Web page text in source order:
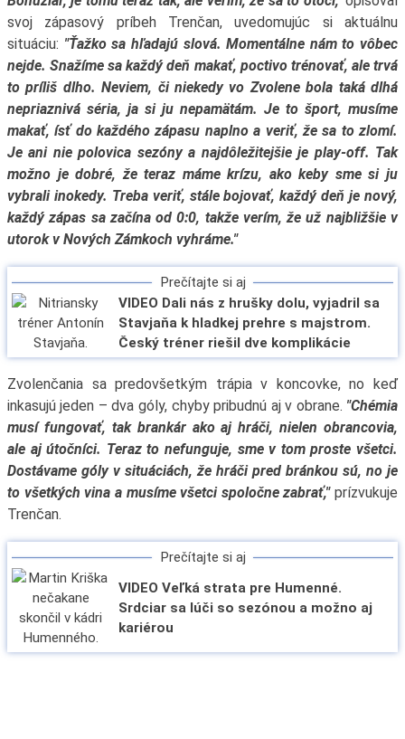
svoj zápasový príbeh Trenčan, uvedomujúc si aktuálnu
situáciu: "Ťažko sa hľadajú slová. Momentálne nám to vôbec
nejde. Snažíme sa každý deň makať, poctivo trénovať, ale trvá
to príliš dlho. Neviem, či niekedy vo Zvolene bola taká dlhá
nepriaznivá séria, ja si ju nepamätám. Je to šport, musíme
makať, ísť do každého zápasu naplno a veriť, že sa to zlomí.
Je ani nie polovica sezóny a najdôležitejšie je play-off. Tak
možno je dobré, že teraz máme krízu, ako keby sme si ju
vybrali inokedy. Treba veriť, stále bojovať, každý deň je nový,
každý zápas sa začína od 0:0, takže verím, že už najbližšie v
utorok v Nových Zámkoch vyhráme."
Prečítajte si aj
VIDEO Dali nás z hrušky dolu, vyjadril sa
Stavjaňa k hladkej prehre s majstrom.
Český tréner riešil dve komplikácie
Zvolenčania sa predovšetkým trápia v koncovke, no keď
inkasujú jeden – dva góly, chyby pribudnú aj v obrane. "Chémia
musí fungovať, tak brankár ako aj hráči, nielen obrancovia,
ale aj útočníci. Teraz to nefunguje, sme v tom proste všetci.
Dostávame góly v situáciách, že hráči pred bránkou sú, no je
to všetkých vina a musíme všetci spoločne zabrať,"prízvukuje
Trenčan.
Prečítajte si aj
VIDEO Veľká strata pre Humenné.
Srdciar sa lúči so sezónou a možno aj
kariérou